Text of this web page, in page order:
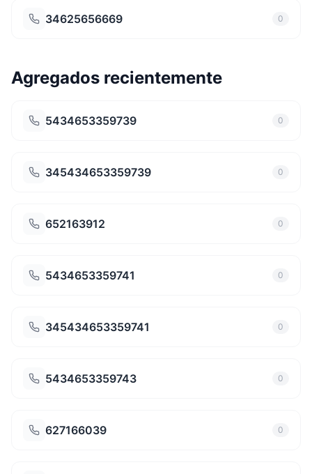
34625656669 0
Agregados recientemente
5434653359739 0
345434653359739 0
652163912 0
5434653359741 0
345434653359741 0
5434653359743 0
627166039 0